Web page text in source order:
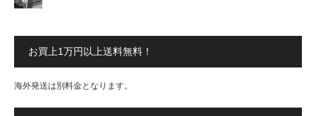
お買上1万円以上送料無料！
海外発送は別料金となります。